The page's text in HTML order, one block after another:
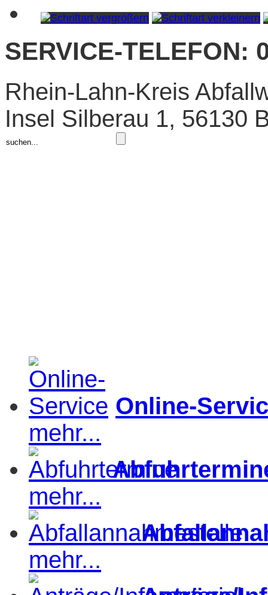
SERVICE-TELEFON:
Rhein-Lahn-Kreis
Insel Silberau 1, 56130
Online-
mehr...
mehr...
mehr...